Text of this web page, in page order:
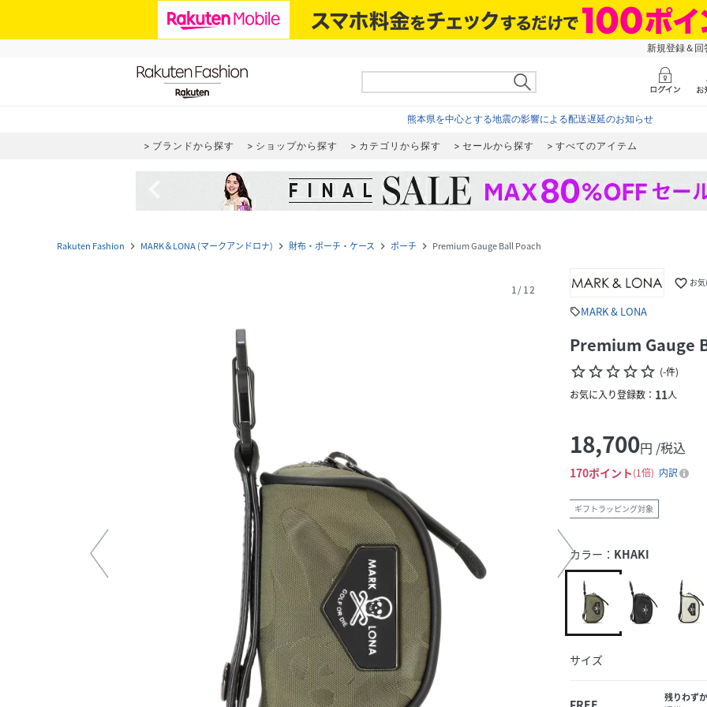
新規登録＆
熊本県を中心とする地震の影響による配送遅延のお知らせ
ブランドから探す ショップから探す カテゴリから探す セールから探す すべてのアイテム
Rakuten Fashion navigate_next MARK＆LONA (マークアンドロナ) navigate_next 財布・ポーチ・ケース navigate_next ポーチ navigate_next Premium Gauge Ball Poach
1/12 favorite_border お
sellMARK & LONA
Premium Gauge
star_borderstar_borderstar_borderstar_borderstar_border (-件)
お気に入り登録数： 11人
18,700円 /税込
170ポイント 1倍 内訳
ギフトラッピング対象
カラー： KHAKI
サイズ
残りわずか